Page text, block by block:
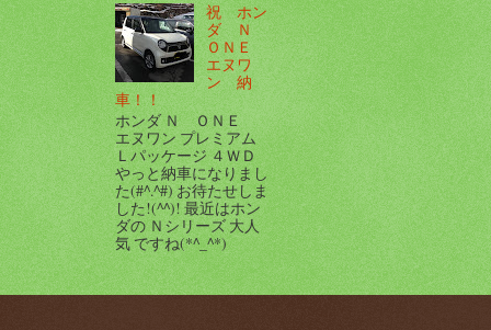
祝 ホン
ダ Ｎ
ＯＮＥ
エヌワ
ン 納
車！！
ホンダ Ｎ ＯＮＥ
エヌワン プレミアム
Ｌパッケージ ４ＷＤ
やっと納車になりまし
た(#^.^#) お待たせしま
した!(^^)! 最近はホン
ダの Ｎシリーズ 大人
気 ですね(*^_^*)